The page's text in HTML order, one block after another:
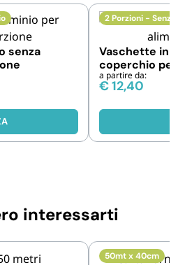
senza
2 Porzioni -
Vaschette in
coperchio
a partire da:
€12,40
interessarti
50mt x 40cm